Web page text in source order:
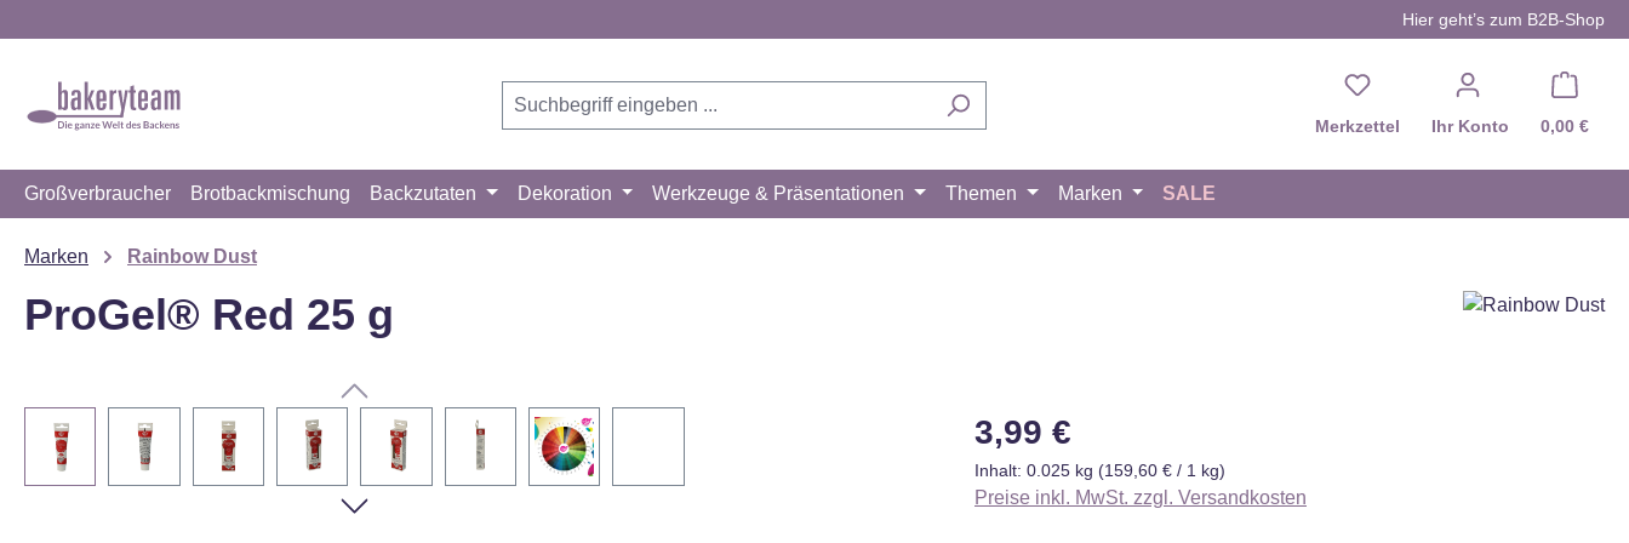
Hier geht’s zum B2B-Shop
Merkzettel Du hast 0 Produkte auf
Ihr Konto 0,00 €
Großverbraucher Brotbackmischung Backzutaten Dekoration Werkzeuge & Präsentationen Themen Marken SALE
Marken Rainbow Dust
ProGel® Red 25 g
Bildergalerie überspringen
an YouTube
übermittelt
werden und das
Regulärer Preis:
3,99 €
Inhalt: 0.025 kg (159,60 € / 1 kg)
Preise inkl. MwSt. zzgl. Versandkosten